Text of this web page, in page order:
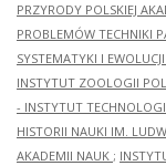
PRZYRODY POLSKIEJ
PROBLEMÓW TECHNIKI
SYSTEMATYKI I
INSTYTUT ZOOLOGII
- INSTYTUT
HISTORII NAUKI IM.
AKADEMII NAUK ;